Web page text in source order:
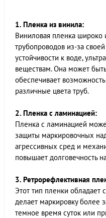
1. Пленка из винила:
Виниловая пленка широко
трубопроводов из-за
устойчивости к воде,
веществам. Она может
обеспечивает
различные цвета труб.
2. Пленка с ламинацией:
Пленка с ламинацией
защиты маркировочных
агрессивных сред и
повышает долговечность
3. Ретрорефлективная
Этот тип пленки обладает
делает маркировку более
темное время суток или